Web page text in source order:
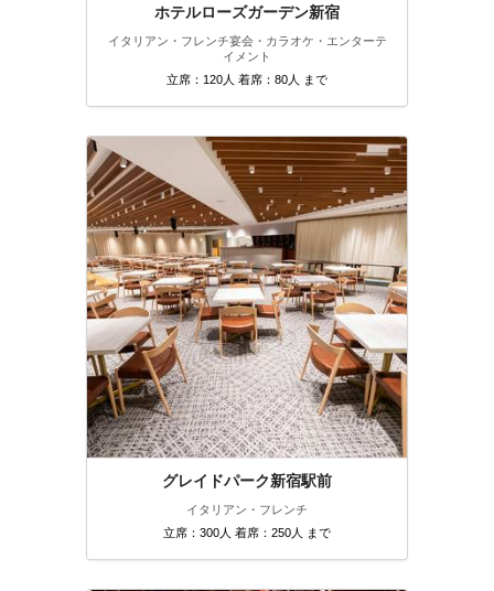
ホテルローズガーデン新宿
イタリアン・フレンチ宴会・カラオケ・エンターテ
イメント
立席：120人 着席：80人 まで
グレイドパーク新宿駅前
イタリアン・フレンチ
立席：300人 着席：250人 まで